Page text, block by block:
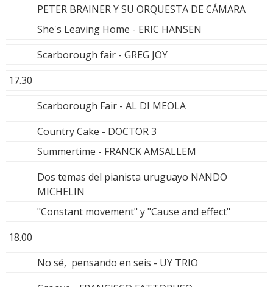
PETER BRAINER Y SU ORQUESTA DE CÁMARA
She's Leaving Home - ERIC HANSEN
Scarborough fair - GREG JOY
17.30
Scarborough Fair - AL DI MEOLA
Country Cake - DOCTOR 3
Summertime - FRANCK AMSALLEM
Dos temas del pianista uruguayo NANDO
MICHELIN
"Constant movement" y "Cause and effect"
18.00
No sé, pensando en seis - UY TRIO